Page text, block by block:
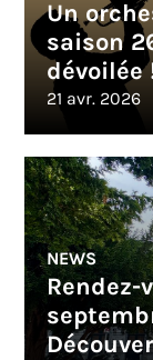
Un
saison
dévoilée
21 avr. 2026
NEWS
Rendez-